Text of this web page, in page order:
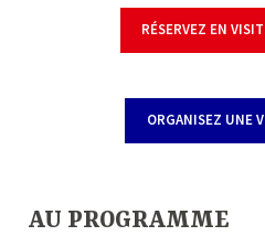
RÉSERVEZ EN
ORGANISEZ UNE
AU PROGRAMME